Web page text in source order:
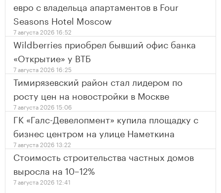
евро с владельца апартаментов в Four
Seasons Hotel Moscow
7 августа 2026 16:52
Wildberries приобрел бывший офис банка
«Открытие» у ВТБ
7 августа 2026 16:25
Тимирязевский район стал лидером по
росту цен на новостройки в Москве
7 августа 2026 15:06
ГК «Галс-Девелопмент» купила площадку с
бизнес центром на улице Наметкина
7 августа 2026 13:22
Стоимость строительства частных домов
выросла на 10–12%
7 августа 2026 12:41